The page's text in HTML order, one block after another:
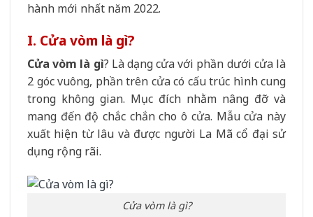
hành mới nhất năm 2022.
I. Cửa vòm là gì?
Cửa vòm là gì? Là dạng cửa với phần dưới cửa là
2 góc vuông, phần trên cửa có cấu trúc hình cung
trong không gian. Mục đích nhằm nâng đỡ và
mang đến độ chắc chắn cho ô cửa. Mẫu cửa này
xuất hiện từ lâu và được người La Mã cổ đại sử
dụng rộng rãi.
Cửa vòm là gì?